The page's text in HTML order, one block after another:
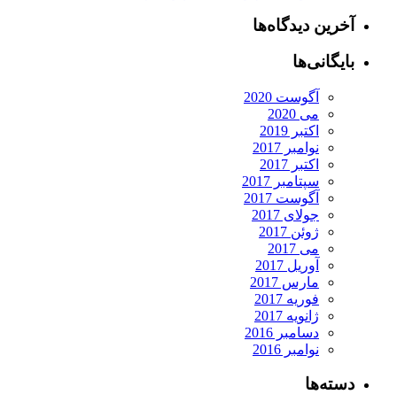
آخرین دیدگاه‌ها
بایگانی‌ها
آگوست 2020
می 2020
اکتبر 2019
نوامبر 2017
اکتبر 2017
سپتامبر 2017
آگوست 2017
جولای 2017
ژوئن 2017
می 2017
آوریل 2017
مارس 2017
فوریه 2017
ژانویه 2017
دسامبر 2016
نوامبر 2016
دسته‌ها